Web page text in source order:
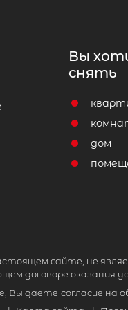
Вы
снять
дом
сайте, не
договоре оказания
Вы даете согласие на